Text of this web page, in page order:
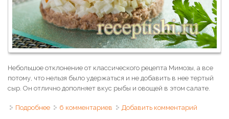
Небольшое отклонение от классического рецепта Мимозы, а все
потому, что нельзя было удержаться и не добавить в нее тертый
сыр. Он отлично дополняет вкус рыбы и овощей в этом салате.
Подробнее о Салат "Мимоза" с сыром
6 комментариев Добавить комментарий